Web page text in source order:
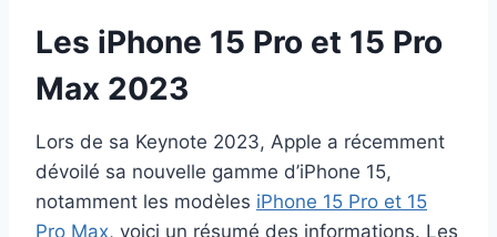
Les iPhone 15 Pro et 15 Pro
Max 2023
Lors de sa Keynote 2023, Apple a récemment
dévoilé sa nouvelle gamme d’iPhone 15,
notamment les modèles iPhone 15 Pro et 15
Pro Max, voici un résumé des informations. Les